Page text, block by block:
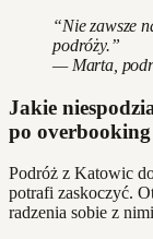
“Nie zawsze
podróży.”
— Marta,
Jakie
po overbooking
Podróż z Katowic
potrafi zaskoczyć.
radzenia sobie z